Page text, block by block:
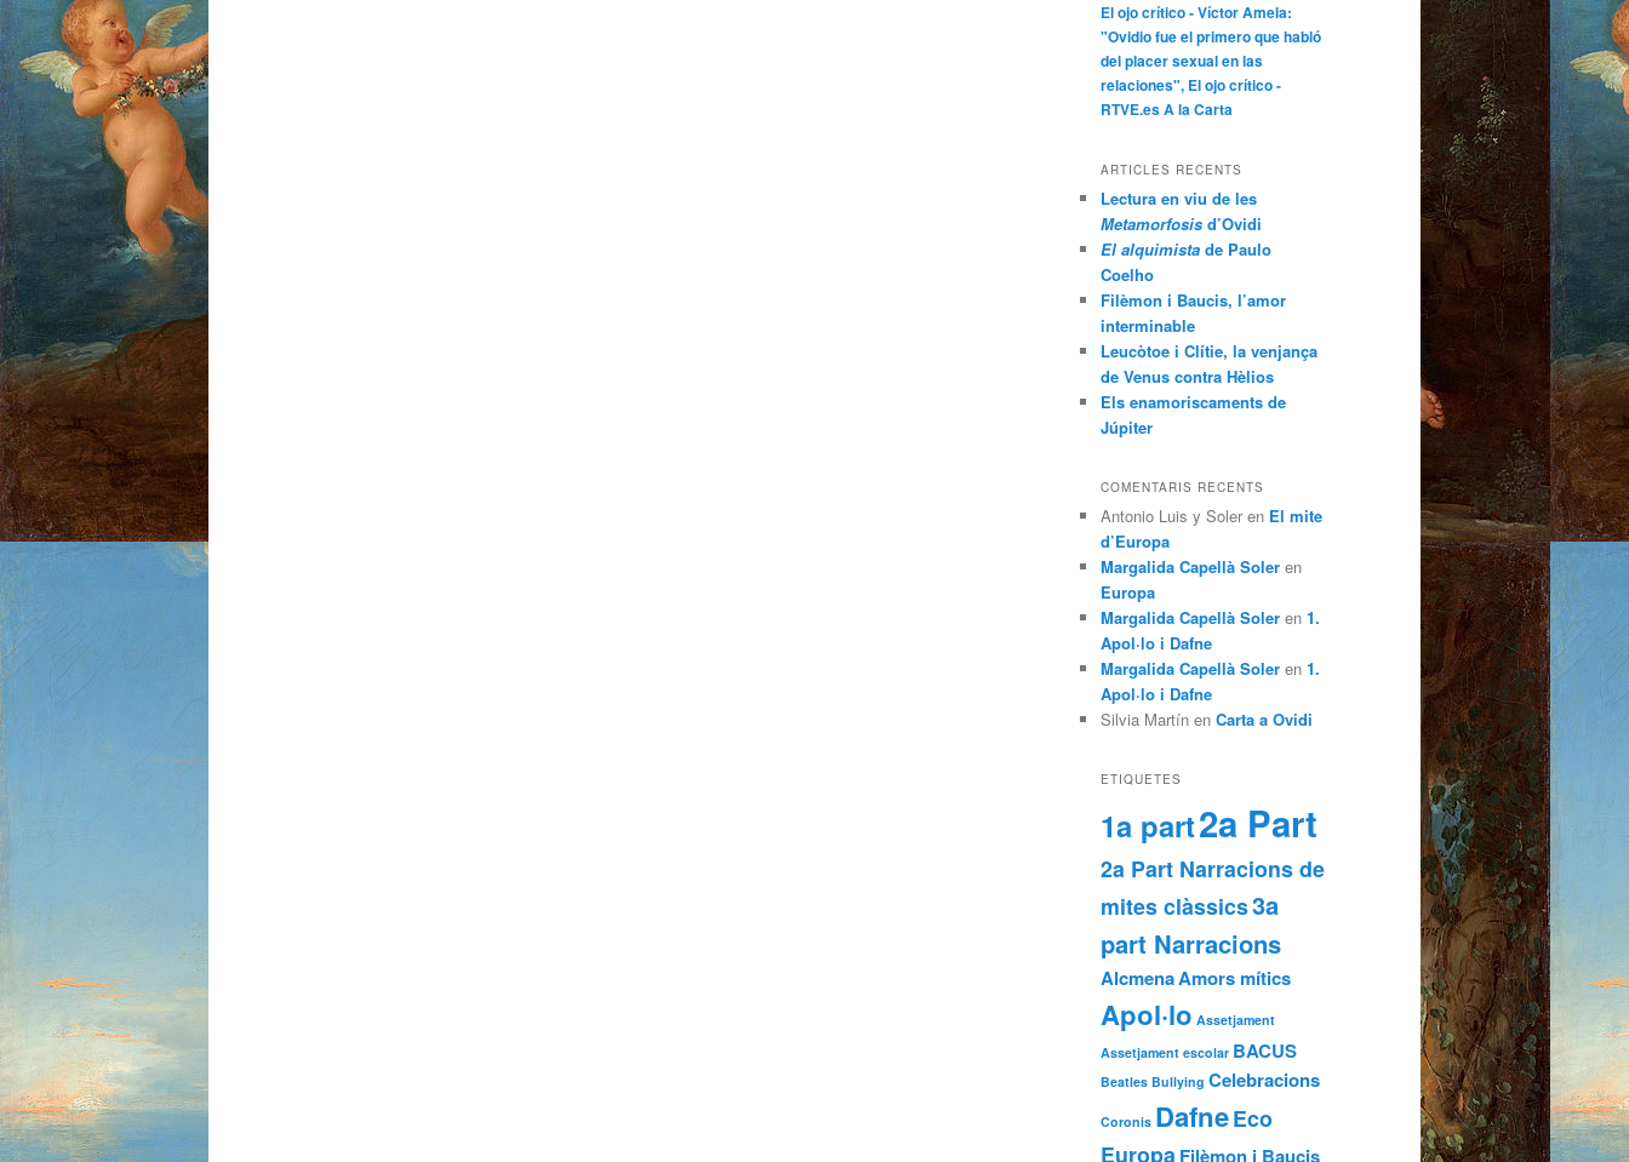
El ojo crítico - Víctor Amela:
"Ovidio fue el primero que habló
del placer sexual en las
relaciones", El ojo crítico -
RTVE.es A la Carta
ARTICLES RECENTS
Lectura en viu de les
Metamorfosis d’Ovidi
El alquimista de Paulo
Coelho
Filèmon i Baucis, l’amor
interminable
Leucòtoe i Clítie, la venjança
de Venus contra Hèlios
Els enamoriscaments de
Júpiter
COMENTARIS RECENTS
Antonio Luis y Soler en El mite
d’Europa
Margalida Capellà Soler en
Europa
Margalida Capellà Soler en 1.
Apol·lo i Dafne
Margalida Capellà Soler en 1.
Apol·lo i Dafne
Silvia Martín en Carta a Ovidi
ETIQUETES
1a part2a Part
2a Part Narracions de
mites clàssics3a
part Narracions
AlcmenaAmors mítics
Apol·lo Assetjament
Assetjament escolar BACUS
Beatles Bullying Celebracions
Coronis DafneEco
Europa Filèmon i Baucis